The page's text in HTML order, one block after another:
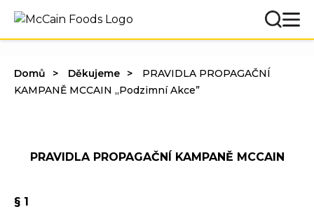
Domů Děkujeme
PRAVIDLA PROPAGAČNÍ
KAMPANĚ MCCAIN „Podzimní Akce”
PRAVIDLA PROPAGAČNÍ KAMPANĚ MCCAIN
§ 1